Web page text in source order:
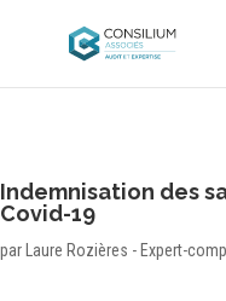
Indemnisation des
Covid-19
par Laure Rozières - Expert-